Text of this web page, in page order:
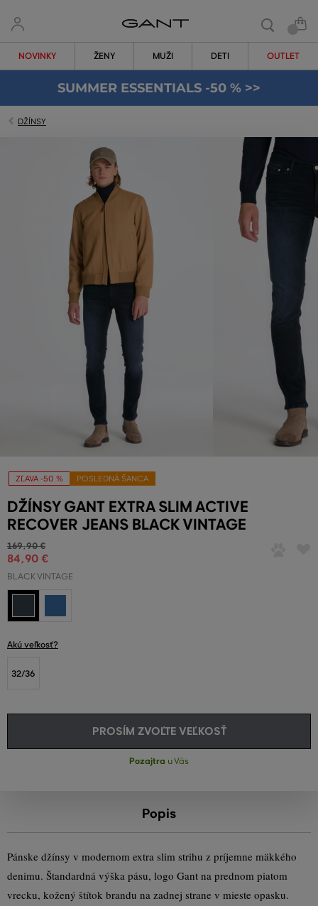
NOVINKY ŽENY MUŽI DETI OUTLET
SUMMER ESSENTIALS -50 % >>
DŽÍNSY
ZĽAVA -50 % POSLEDNÁ ŠANCA
DŽÍNSY GANT EXTRA SLIM ACTIVE
RECOVER JEANS BLACK VINTAGE
169,90 €
84,90 €
BLACK VINTAGE
Akú veľkosť?
32/36
PROSÍM ZVOĽTE VEĽKOSŤ
Pozajtra u Vás
Popis
Pánske džínsy v modernom extra slim strihu z príjemne mäkkého
denimu. Štandardná výška pásu, logo Gant na prednom piatom
vrecku, kožený štítok brandu na zadnej strane v mieste opasku.